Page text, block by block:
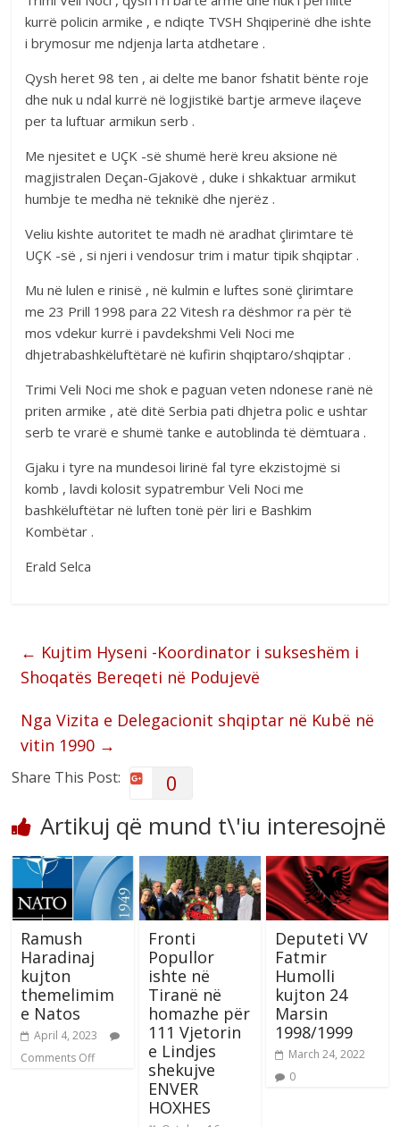
kurrë policin armike , e ndiqte TVSH Shqiperinë dhe ishte
i brymosur me ndjenja larta atdhetare .
Qysh heret 98 ten , ai delte me banor fshatit bënte roje
dhe nuk u ndal kurrë në logjistikë bartje armeve ilaçeve
per ta luftuar armikun serb .
Me njesitet e UÇK -së shumë herë kreu aksione në
magjistralen Deçan-Gjakovë , duke i shkaktuar armikut
humbje te medha në teknikë dhe njerëz .
Veliu kishte autoritet te madh në aradhat çlirimtare të
UÇK -së , si njeri i vendosur trim i matur tipik shqiptar .
Mu në lulen e rinisë , në kulmin e luftes sonë çlirimtare
me 23 Prill 1998 para 22 Vitesh ra dëshmor ra për të
mos vdekur kurrë i pavdekshmi Veli Noci me
dhjetrabashkëluftëtarë në kufirin shqiptaro/shqiptar .
Trimi Veli Noci me shok e paguan veten ndonese ranë në
priten armike , atë ditë Serbia pati dhjetra polic e ushtar
serb te vrarë e shumë tanke e autoblinda të dëmtuara .
Gjaku i tyre na mundesoi lirinë fal tyre ekzistojmë si
komb , lavdi kolosit sypatrembur Veli Noci me
bashkëluftëtar në luften tonë për liri e Bashkim
Kombëtar .
Erald Selca
← Kujtim Hyseni -Koordinator i sukseshëm i
Shoqatës Bereqeti në Podujevë
Nga Vizita e Delegacionit shqiptar në Kubë në
vitin 1990 →
Share This Post: 0
Artikuj që mund t\'iu interesojnë
Ramush
Haradinaj
kujton
themelimim
e Natos
April 4, 2023
Comments Off
Fronti
Popullor
ishte në
Tiranë në
homazhe për
111 Vjetorin
e Lindjes
shekujve
ENVER
HOXHES
Deputeti VV
Fatmir
Humolli
kujton 24
Marsin
1998/1999
March 24, 2022
0